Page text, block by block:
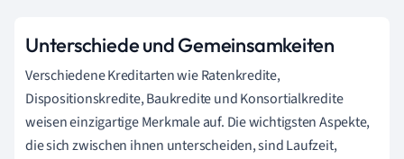
Unterschiede und Gemeinsamkeiten
Verschiedene Kreditarten wie Ratenkredite,
Dispositionskredite, Baukredite und Konsortialkredite
weisen einzigartige Merkmale auf. Die wichtigsten Aspekte,
die sich zwischen ihnen unterscheiden, sind Laufzeit,